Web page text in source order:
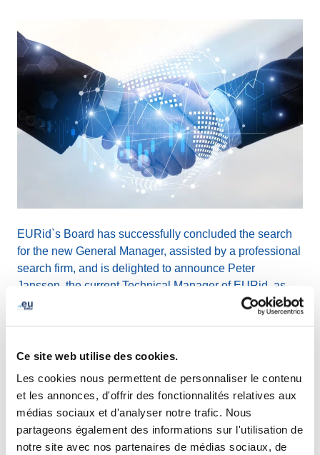
Ce site web utilise des cookies.
Les cookies nous permettent de personnaliser le contenu
et les annonces, d'offrir des fonctionnalités relatives aux
médias sociaux et d'analyser notre trafic. Nous
partageons également des informations sur l'utilisation de
notre site avec nos partenaires de médias sociaux, de
EURid`s Board has successfully concluded the search
for the new General Manager, assisted by a professional
search firm, and is delighted to announce Peter
Janssen, the current Technical Manager of EURid, as
the new General Manager.
“We are convinced that Peter’s long-standing
commitment to EURid and his vast technical background
makes him the ideal successor for Marc Van Wesemael.
We believe Peter will continue to write the success story
of EURid, motivate and lead the entire team. We would